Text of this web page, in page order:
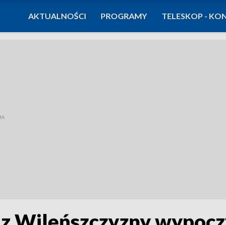
DO
AKTUALNOŚCI PROGRAMY TELESKOP -